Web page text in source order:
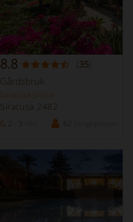
8.8 (35)
Gårdsbruk
Siracusa Sicilia
Siracusa 2482